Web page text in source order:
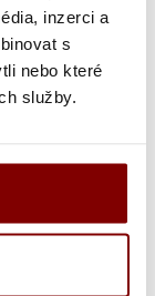
inzerci a
s
nebo které
služby.
ks